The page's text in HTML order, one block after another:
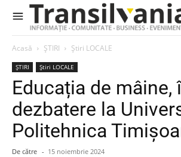
Acasă ȘTIRI Știri LOCALE
ȘTIRI Știri LOCALE
Educația de mâine,
dezbatere la
Politehnica
De către - 15 noiembrie 2024